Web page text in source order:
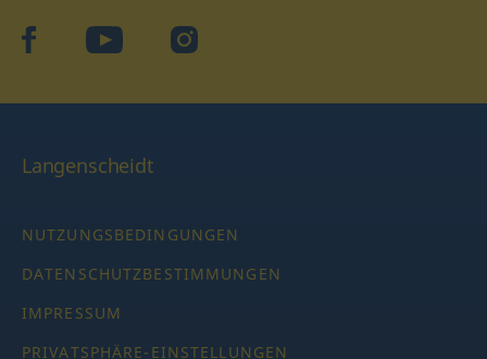
facebookYouTube Instagram
Langenscheidt
NUTZUNGSBEDINGUNGEN
DATENSCHUTZBESTIMMUNGEN
IMPRESSUM
PRIVATSPHÄRE-EINSTELLUNGEN